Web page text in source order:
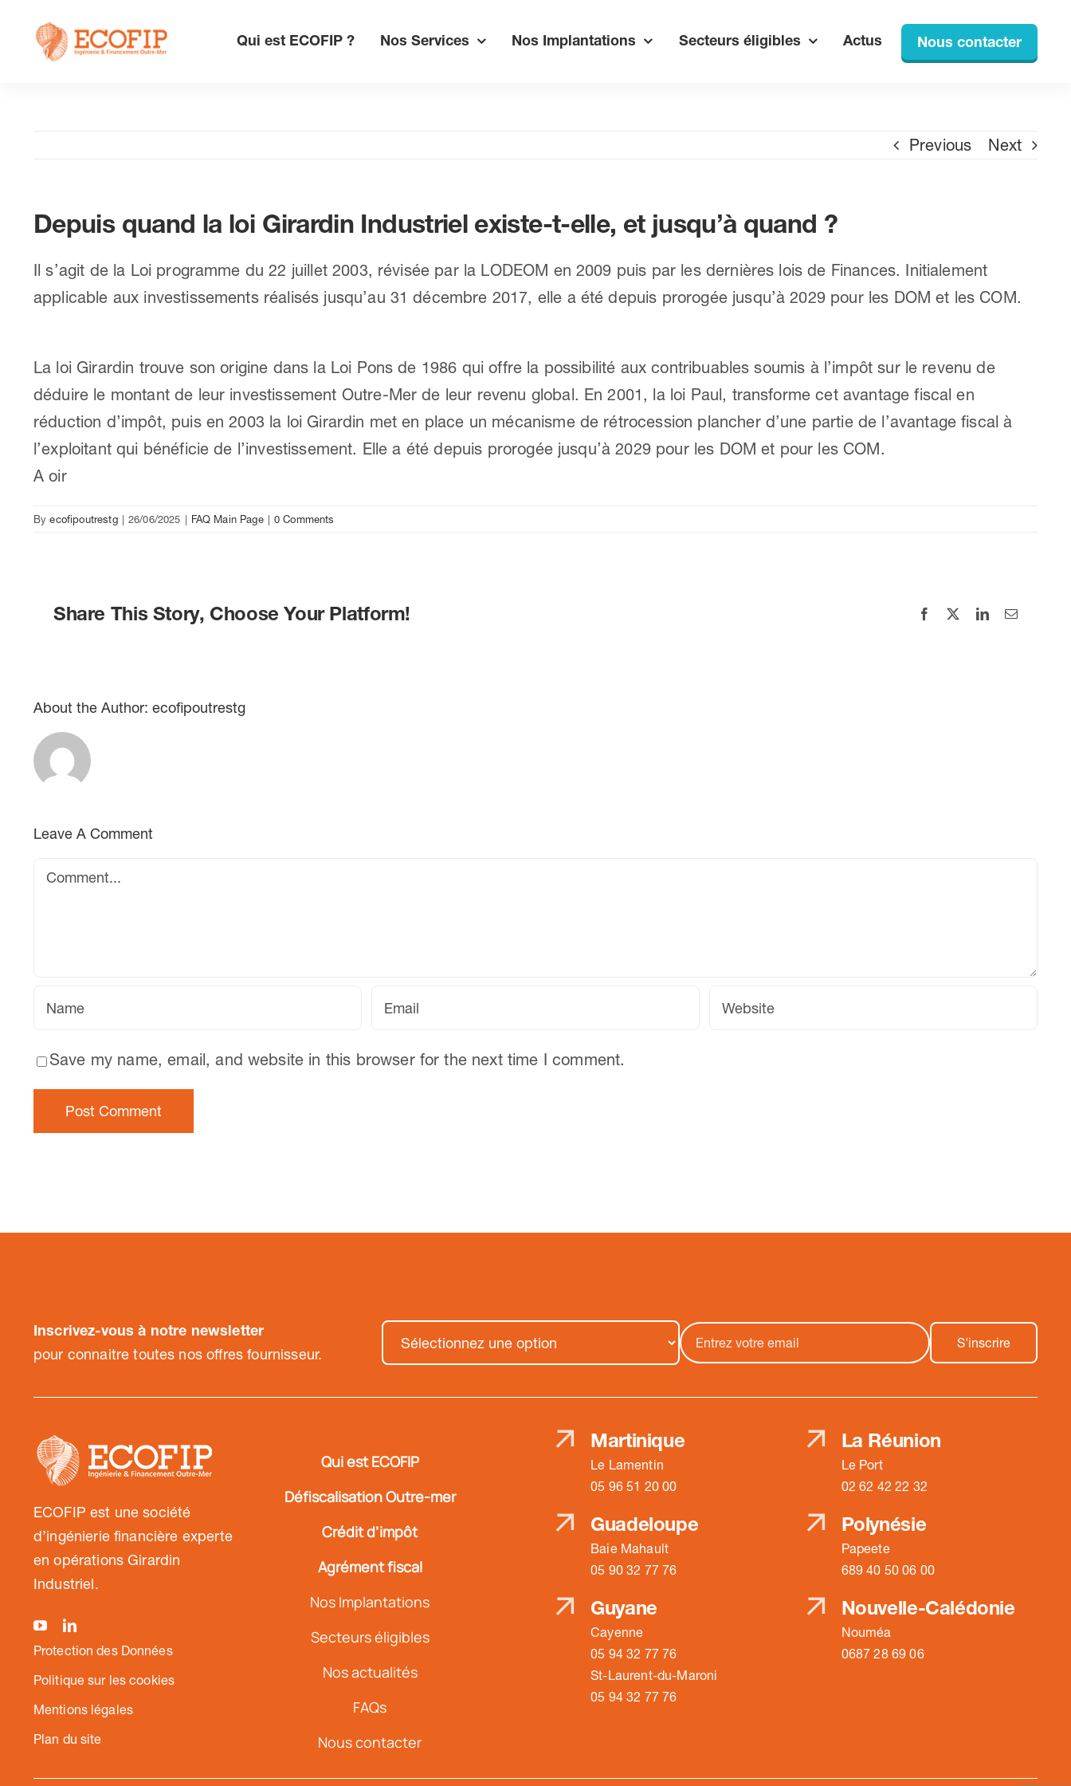
content
Qui est ECOFIP ? Nos Services Nos Implantations Secteurs éligibles Actus Nous contacter
Previous Next
Depuis quand la loi Girardin Industriel existe-t-elle, et jusqu’à quand ?
Il s’agit de la Loi programme du 22 juillet 2003, révisée par la LODEOM en 2009 puis par les dernières lois de Finances. Initialement
applicable aux investissements réalisés jusqu’au 31 décembre 2017, elle a été depuis prorogée jusqu’à 2029 pour les DOM et les COM.
La loi Girardin trouve son origine dans la Loi Pons de 1986 qui offre la possibilité aux contribuables soumis à l’impôt sur le revenu de
déduire le montant de leur investissement Outre-Mer de leur revenu global. En 2001, la loi Paul, transforme cet avantage fiscal en
réduction d’impôt, puis en 2003 la loi Girardin met en place un mécanisme de rétrocession plancher d’une partie de l’avantage fiscal à
l’exploitant qui bénéficie de l’investissement. Elle a été depuis prorogée jusqu’à 2029 pour les DOM et pour les COM.
A oir
Byecofipoutrestg | 26/06/2025 | FAQ Main Page | 0 Comments
Share This Story, Choose Your Platform! Facebook LinkedInEmail
About the Author: ecofipoutrestg
Leave A Comment
Comment
Save my name, email, and website in this browser for the next time I comment.
Inscrivez-vous à notre newsletter
pour connaitre toutes nos offres fournisseur.
ECOFIP est une société
d’ingénierie financière experte
en opérations Girardin
Industriel.
Protection des Données
Politique sur les cookies
Mentions légales
Plan du site
Qui est ECOFIP
Défiscalisation Outre-mer
Crédit d’impôt
Agrément fiscal
Nos Implantations
Secteurs éligibles
Nos actualités
FAQs
Nous contacter
Martinique
Le Lamentin
05 96 51 20 00
Guadeloupe
Baie Mahault
05 90 32 77 76
Guyane
Cayenne
05 94 32 77 76
St-Laurent-du-Maroni
05 94 32 77 76
La Réunion
Le Port
02 62 42 22 32
Polynésie
Papeete
689 40 50 06 00
Nouvelle-Calédonie
Nouméa
0687 28 69 06